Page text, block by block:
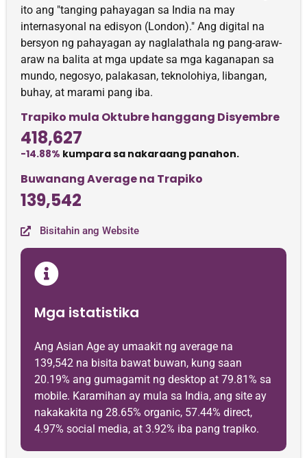
ito ang "tanging pahayagan sa India na may
internasyonal na edisyon (London)." Ang digital na
bersyon ng pahayagan ay naglalathala ng pang-araw-
araw na balita at mga update sa mga kaganapan sa
mundo, negosyo, palakasan, teknolohiya, libangan,
buhay, at marami pang iba.
Trapiko mula Oktubre hanggang Disyembre
418,627
-14.88% kumpara sa nakaraang panahon.
Buwanang Average na Trapiko
139,542
Bisitahin ang Website
Mga istatistika
Ang Asian Age ay umaakit ng average na
139,542 na bisita bawat buwan, kung saan
20.19% ang gumagamit ng desktop at 79.81% sa
mobile. Karamihan ay mula sa India, ang site ay
nakakakita ng 28.65% organic, 57.44% direct,
4.97% social media, at 3.92% iba pang trapiko.